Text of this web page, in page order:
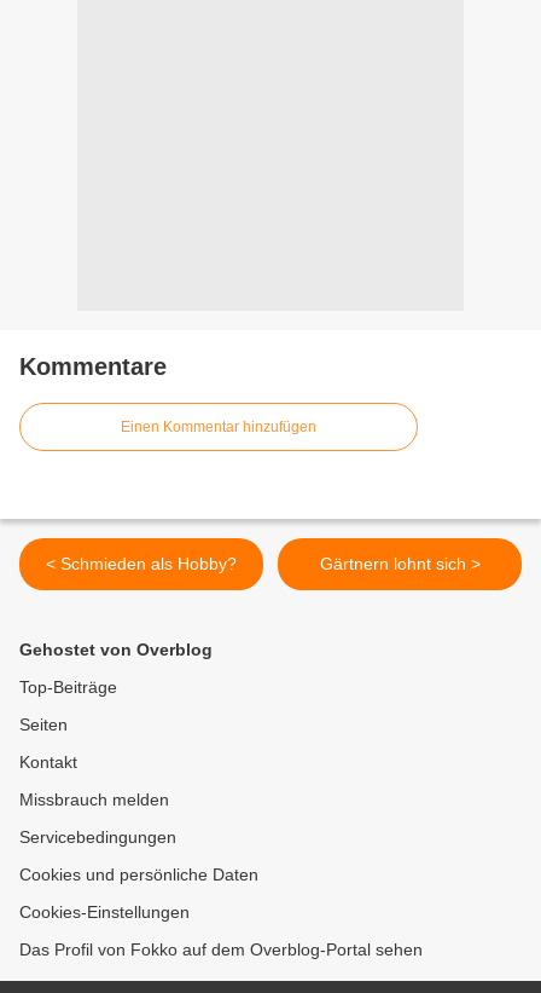
Kommentare
Einen Kommentar hinzufügen
< Schmieden als Hobby? Gärtnern lohnt sich >
Gehostet von Overblog
Top-Beiträge
Seiten
Kontakt
Missbrauch melden
Servicebedingungen
Cookies und persönliche Daten
Cookies-Einstellungen
Das Profil von Fokko auf dem Overblog-Portal sehen